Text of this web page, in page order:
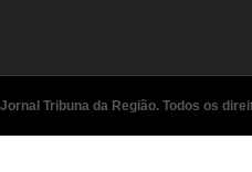
Jornal Tribuna da Região. Todos os